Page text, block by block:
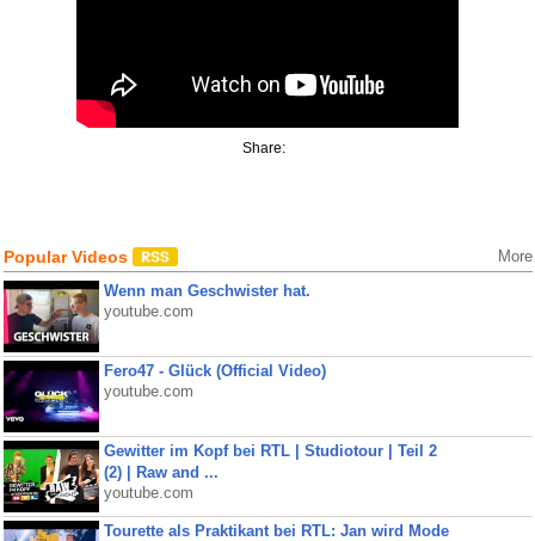
Share:
Popular Videos More
Wenn man Geschwister hat.
youtube.com
Fero47 - Glück (Official Video)
youtube.com
Gewitter im Kopf bei RTL | Studiotour | Teil 2
(2) | Raw and ...
youtube.com
Tourette als Praktikant bei RTL: Jan wird Mode